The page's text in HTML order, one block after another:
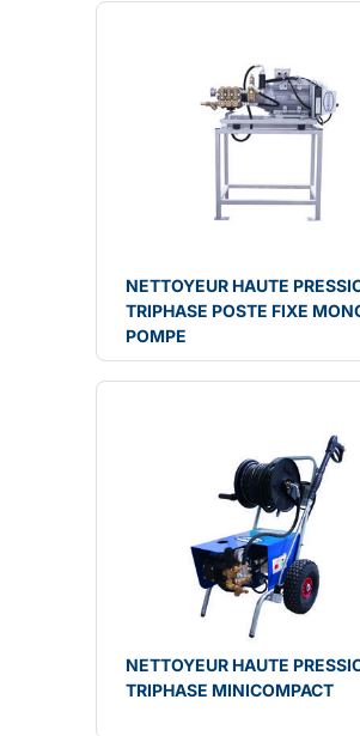
NETTOYEUR HAUTE
TRIPHASE POSTE FIXE
POMPE
NETTOYEUR HAUTE
TRIPHASE MINICOMPACT